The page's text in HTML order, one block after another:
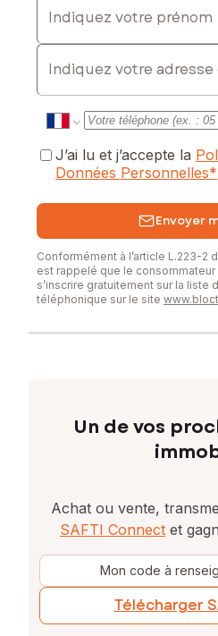
Ce terrain représente une
concrétiser un projet de
tout en restant proche des
Pour plus d’informations ou
moi.
Les informations sur les
exposé sont disponibles sur
Prix de vente : 39 000 €
Honoraires charge vendeur
Contactez votre conseiller
0670168113, E-mail :
numéro 804989010
E-mail
J’ai lu et j’accepte la
Données Personnelles*
Envoyer
Conformément à l’article L.223-2
est rappelé que le
s’inscrire gratuitement sur la liste
téléphonique sur le site
Un de vos
Achat ou vente,
SAFTI Connect et
Mon code à
Télécharger